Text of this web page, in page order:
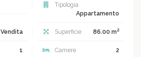
Tipologia
Appartamento
Vendita Superficie 86.00 m2
1 Camere 2